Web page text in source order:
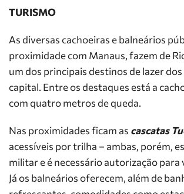
TURISMO
As diversas cachoeiras e balneários
proximidade com Manaus, fazem de
um dos principais destinos de lazer
capital. Entre os destaques está a
com quatro metros de queda.
Nas proximidades ficam as cascatas
acessíveis por trilha – ambas, porém,
militar e é necessário autorização para
Já os balneários oferecem, além de